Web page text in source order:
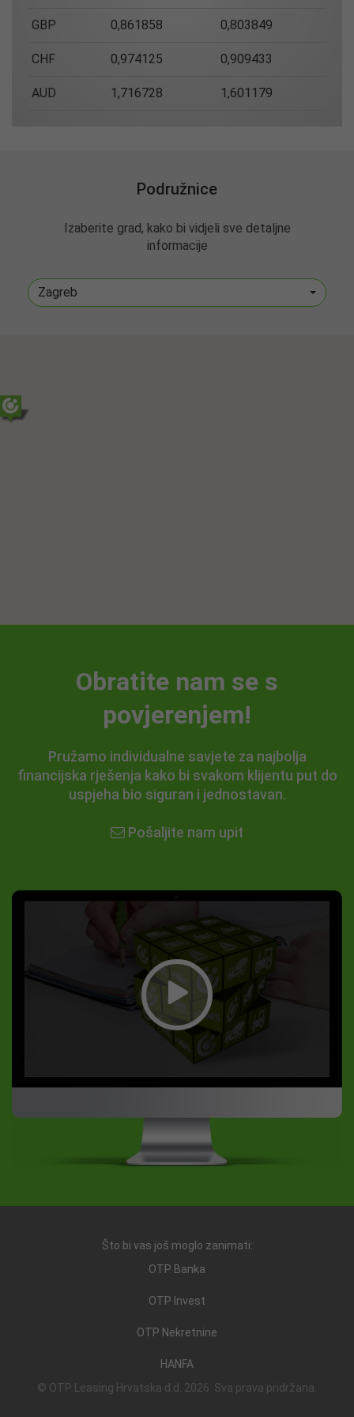
GBP 0,861858 0,803849
CHF 0,974125 0,909433
AUD 1,716728 1,601179
Podružnice
Izaberite grad, kako bi vidjeli sve detaljne
informacije
Zagreb
Obratite nam se s
povjerenjem!
Pružamo individualne savjete za najbolja
financijska rješenja kako bi svakom klijentu put do
uspjeha bio siguran i jednostavan.
Pošaljite nam upit
Što bi vas još moglo zanimati:
OTP Banka
OTP Invest
OTP Nekretnine
HANFA
© OTP Leasing Hrvatska d.d. 2026. Sva prava pridržana.